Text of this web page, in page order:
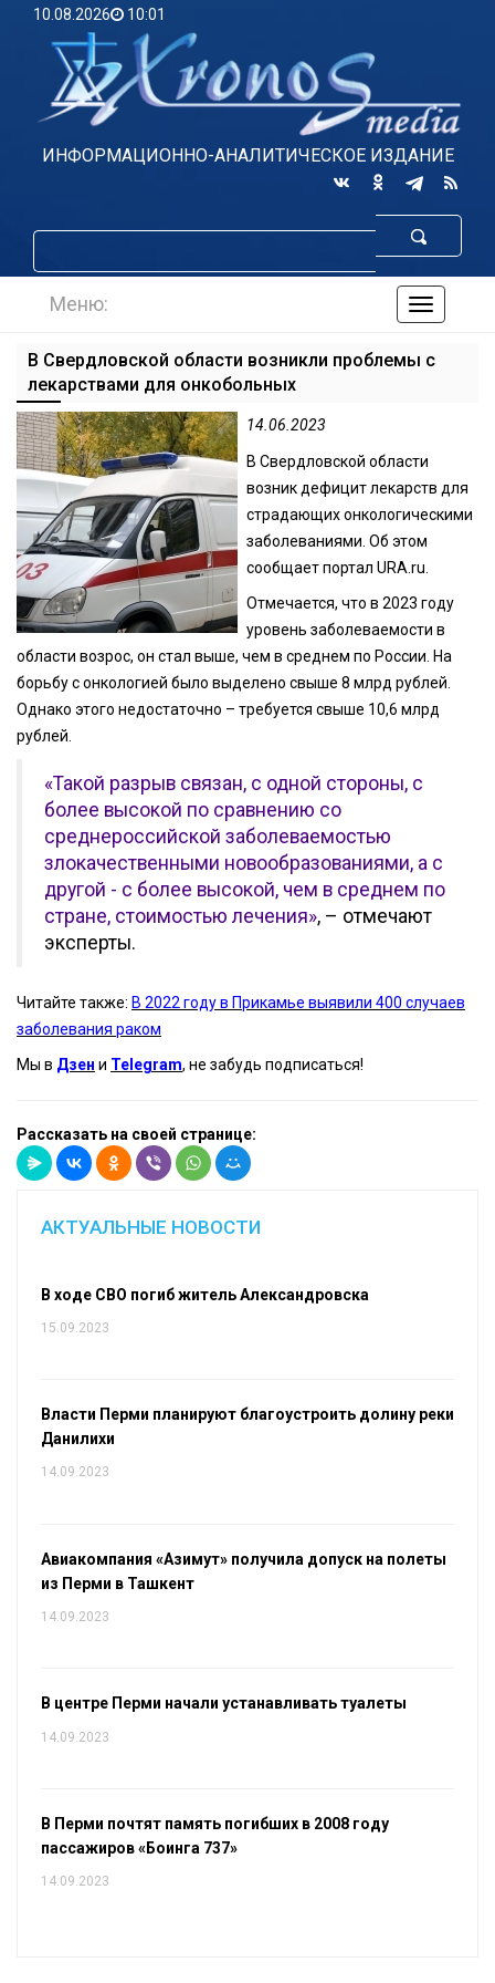
10.08.2026 10:01
ИНФОРМАЦИОННО-АНАЛИТИЧЕСКОЕ ИЗДАНИЕ
по
Меню:
В Свердловской области возникли проблемы с
лекарствами для онкобольных
14.06.2023
В Свердловской области
возник дефицит лекарств для
страдающих онкологическими
заболеваниями. Об этом
сообщает портал URA.ru.
Отмечается, что в 2023 году
уровень заболеваемости в
области возрос, он стал выше, чем в среднем по России. На
борьбу с онкологией было выделено свыше 8 млрд рублей.
Однако этого недостаточно – требуется свыше 10,6 млрд
рублей.
«Такой разрыв связан, с одной стороны, с
более высокой по сравнению со
среднероссийской заболеваемостью
злокачественными новообразованиями, а с
другой - с более высокой, чем в среднем по
стране, стоимостью лечения», – отмечают
эксперты.
Читайте также: В 2022 году в Прикамье выявили 400 случаев
заболевания раком
Мы в Дзен и Telegram, не забудь подписаться!
Рассказать на своей странице:
АКТУАЛЬНЫЕ НОВОСТИ
В ходе СВО погиб житель Александровска
15.09.2023
Власти Перми планируют благоустроить долину реки
Данилихи
14.09.2023
Авиакомпания «Азимут» получила допуск на полеты
из Перми в Ташкент
14.09.2023
В центре Перми начали устанавливать туалеты
14.09.2023
В Перми почтят память погибших в 2008 году
пассажиров «Боинга 737»
14.09.2023